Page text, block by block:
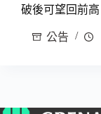
破後可望回前高
公告